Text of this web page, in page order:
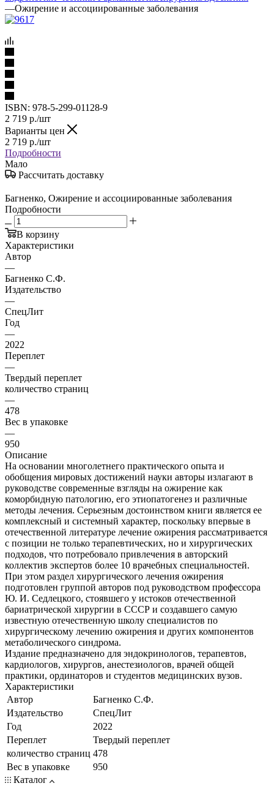
—Ожирение и ассоциированные заболевания
ISBN: 978-5-299-01128-9
2 719 р./шт
Варианты цен
2 719 р./шт
Подробности
Мало
Рассчитать доставку
Багненко, Ожирение и ассоциированные заболевания
Подробности
В корзину
Характеристики
Автор
—
Багненко С.Ф.
Издательство
—
СпецЛит
Год
—
2022
Переплет
—
Твердый переплет
количество страниц
—
478
Вес в упаковке
—
950
Описание
На основании многолетнего практического опыта и
обобщения мировых достижений науки авторы излагают в
руководстве современные взгляды на ожирение как
коморбидную патологию, его этиопатогенез и различные
методы лечения. Серьезным достоинством книги является ее
комплексный и системный характер, поскольку впервые в
отечественной литературе лечение ожирения рассматривается
с позиции не только терапевтических, но и хирургических
подходов, что потребовало привлечения в авторский
коллектив экспертов более 10 врачебных специальностей.
При этом раздел хирургического лечения ожирения
подготовлен группой авторов под руководством профессора
Ю. И. Седлецкого, стоявшего у истоков отечественной
бариатрической хирургии в СССР и создавшего самую
известную отечественную школу специалистов по
хирургическому лечению ожирения и других компонентов
метаболического синдрома.
Издание предназначено для эндокринологов, терапевтов,
кардиологов, хирургов, анестезиологов, врачей общей
практики, ординаторов и студентов медицинских вузов.
Характеристики
Автор
Багненко С.Ф.
Издательство
СпецЛит
Год
2022
Переплет
Твердый переплет
количество страниц 478
Вес в упаковке
950
Каталог